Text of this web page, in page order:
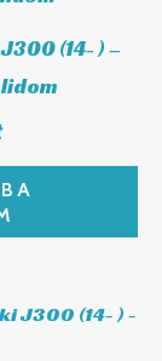
(14- ) –